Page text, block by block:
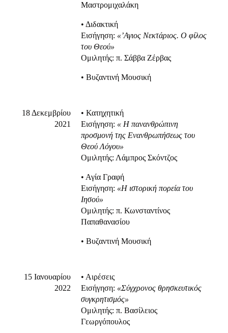
Μαστρομιχαλάκη
• Διδακτική
Εισήγηση: «’Αγιος Νεκτάριος. Ο φίλος
του Θεού»
Ομιλητής: π. Σάββα Ζέρβας
• Βυζαντινή Μουσική
18 Δεκεμβρίου
2021
• Κατηχητική
Εισήγηση: « Η πανανθρώπινη
προσμονή της Ενανθρωπήσεως του
Θεού Λόγου»
Ομιλητής: Λάμπρος Σκόντζος
• Αγία Γραφή
Εισήγηση: «Η ιστορική πορεία του
Ιησού»
Ομιλητής: π. Κωνσταντίνος
Παπαθανασίου
• Βυζαντινή Μουσική
15 Ιανουαρίου
2022
• Αιρέσεις
Εισήγηση: «Σύγχρονος θρησκευτικός
συγκρητισμός»
Ομιλητής: π. Βασίλειος
Γεωργόπουλος